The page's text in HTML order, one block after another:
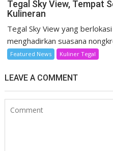
Tegal Sky View, Tempat
Kulineran
Tegal Sky View yang
menghadirkan suasana
Featured News Kuliner Tegal
LEAVE A COMMENT